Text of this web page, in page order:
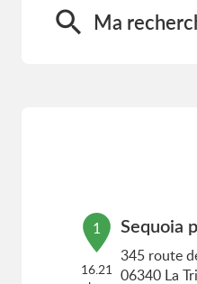
Ma
1
16.21
Sequoia
345 route
06340 La